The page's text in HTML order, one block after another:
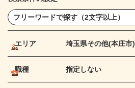
エリア 埼玉県その他(本庄市)
職種 指定しない